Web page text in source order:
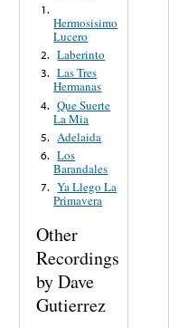
1.
Hermosisimo
Lucero
2. Laberinto
3. Las Tres
Hermanas
4. Que Suerte
La Mia
5. Adelaida
6. Los
Barandales
7. Ya Llego La
Primavera
Other
Recordings
by Dave
Gutierrez